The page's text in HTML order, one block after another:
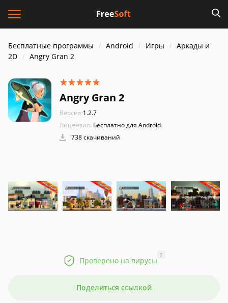
Бесплатные программы Android Игры
Аркады и
2D
Angry Gran 2
Angry Gran 2
Версия:1.2.7
Лицензия: Бесплатно для Android
738 скачиваний
Проверено на вирусы
?
Поделиться ссылкой